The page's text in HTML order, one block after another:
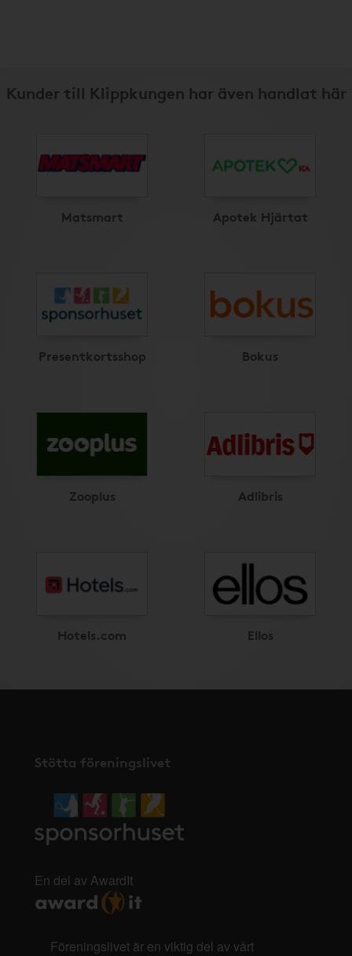
Kunder till Klippkungen har även handlat här
Matsmart Apotek Hjärtat
Presentkortsshop Bokus
Zooplus Adlibris
Hotels.com Ellos
Stötta föreningslivet
En del av AwardIt
Föreningslivet är en viktig del av vårt